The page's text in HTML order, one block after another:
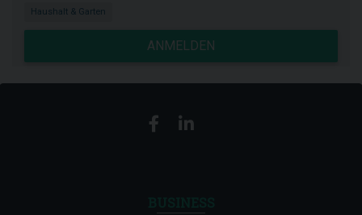
Haushalt & Garten
ANMELDEN